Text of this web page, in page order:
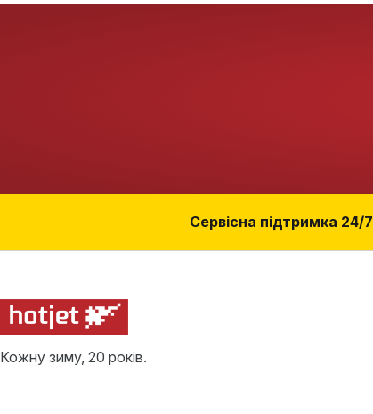
Сервісна підтримка 24/7
Кожну зиму, 20 років.